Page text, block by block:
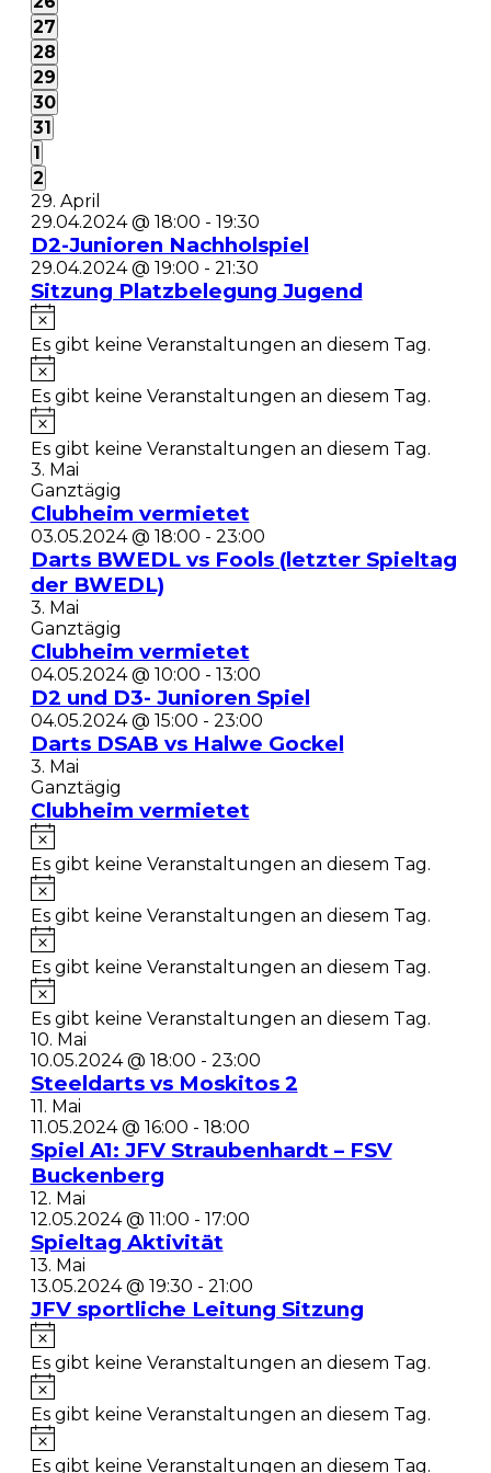
Veranstaltung,
0
Veranstaltungen,
27
0
Veranstaltungen,
28
0
Veranstaltungen,
29
0
Veranstaltungen,
30
0
Veranstaltungen,
31
1
Veranstaltung,
1
0
Veranstaltungen,
2
29. April
29.04.2024 @ 18:00 - 19:30
D2-Junioren Nachholspiel
29.04.2024 @ 19:00 - 21:30
Sitzung Platzbelegung Jugend
Es gibt keine Veranstaltungen an diesem Tag.
Es gibt keine Veranstaltungen an diesem Tag.
Es gibt keine Veranstaltungen an diesem Tag.
3. Mai
Ganztägig
Clubheim vermietet
03.05.2024 @ 18:00 - 23:00
Darts BWEDL vs Fools (letzter Spieltag
der BWEDL)
3. Mai
Ganztägig
Clubheim vermietet
04.05.2024 @ 10:00 - 13:00
D2 und D3- Junioren Spiel
04.05.2024 @ 15:00 - 23:00
Darts DSAB vs Halwe Gockel
3. Mai
Ganztägig
Clubheim vermietet
Es gibt keine Veranstaltungen an diesem Tag.
Es gibt keine Veranstaltungen an diesem Tag.
Es gibt keine Veranstaltungen an diesem Tag.
Es gibt keine Veranstaltungen an diesem Tag.
10. Mai
10.05.2024 @ 18:00 - 23:00
Steeldarts vs Moskitos 2
11. Mai
11.05.2024 @ 16:00 - 18:00
Spiel A1: JFV Straubenhardt – FSV
Buckenberg
12. Mai
12.05.2024 @ 11:00 - 17:00
Spieltag Aktivität
13. Mai
13.05.2024 @ 19:30 - 21:00
JFV sportliche Leitung Sitzung
Es gibt keine Veranstaltungen an diesem Tag.
Es gibt keine Veranstaltungen an diesem Tag.
Es gibt keine Veranstaltungen an diesem Tag.